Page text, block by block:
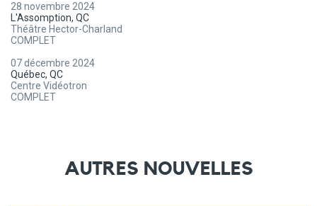
28 novembre 2024
L'Assomption, QC
Théâtre Hector-Charland
COMPLET
07 décembre 2024
Québec, QC
Centre Vidéotron
COMPLET
AUTRES NOUVELLES